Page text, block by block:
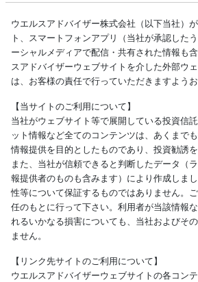
ウエルスアドバイザー株式会社（以下当社）
ト、スマートフォンアプリ（当社が承認した
ーシャルメディアで配信・共有された情報も
スアドバイザーウェブサイトを介した外部ウ
は、お客様の責任で行っていただきますようお
【当サイトのご利用について】
当社がウェブサイト等で展開している投資信
ット情報など全てのコンテンツは、あくまで
情報提供を目的としたものであり、投資勧誘を
また、当社が信頼できると判断したデータ（
報提供者のものも含みます）により作成しま
性等について保証するものではありません。
任のもとに行って下さい。利用者が当該情報
れるいかなる損害についても、当社およびそ
ません。
【リンク先サイトのご利用について】
ウエルスアドバイザーウェブサイトの各コン